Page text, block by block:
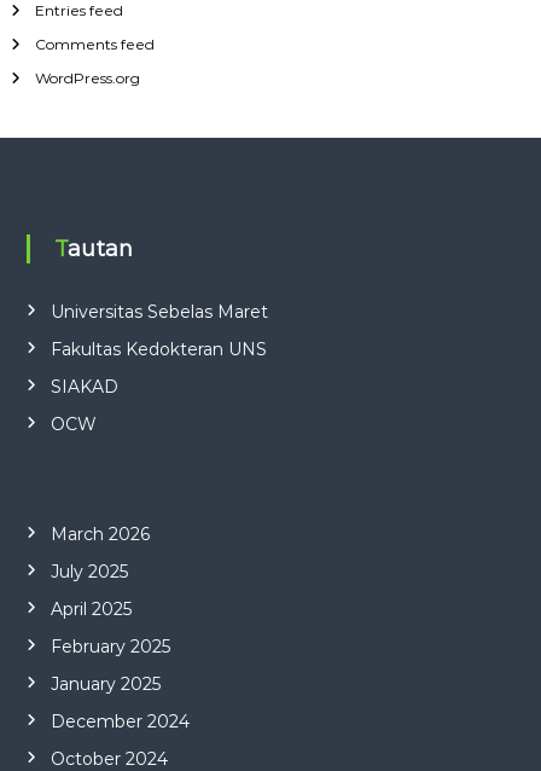
Entries feed
Comments feed
WordPress.org
Tautan
Universitas Sebelas Maret
Fakultas Kedokteran UNS
SIAKAD
OCW
March 2026
July 2025
April 2025
February 2025
January 2025
December 2024
October 2024